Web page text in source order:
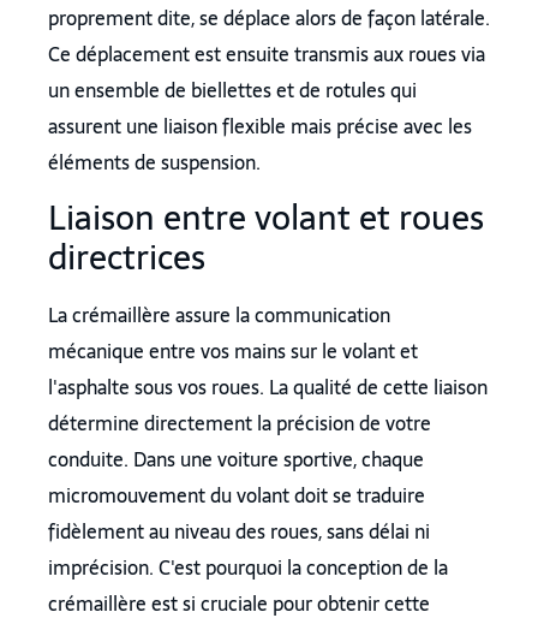
proprement dite, se déplace alors de façon latérale.
Ce déplacement est ensuite transmis aux roues via
un ensemble de biellettes et de rotules qui
assurent une liaison flexible mais précise avec les
éléments de suspension.
Liaison entre volant et roues
directrices
La crémaillère assure la communication
mécanique entre vos mains sur le volant et
l'asphalte sous vos roues. La qualité de cette liaison
détermine directement la précision de votre
conduite. Dans une voiture sportive, chaque
micromouvement du volant doit se traduire
fidèlement au niveau des roues, sans délai ni
imprécision. C'est pourquoi la conception de la
crémaillère est si cruciale pour obtenir cette